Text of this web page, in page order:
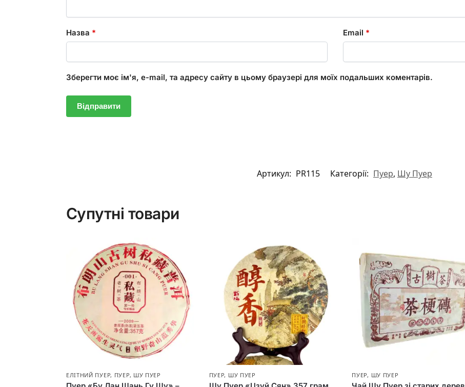
Назва * Email *
Зберегти моє ім'я, e-mail, та адресу сайту в цьому браузері для моїх подальших коментарів.
Артикул: PR115 Категорії: Пуер, Шу Пуер
Супутні товари
ЕЛІТНИЙ ПУЕР, ПУЕР, ШУ ПУЕР ПУЕР, ШУ ПУЕР ПУЕР, ШУ ПУЕР